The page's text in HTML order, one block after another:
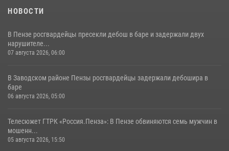
НОВОСТИ
В Пензе росгвардейцы пресекли дебош в баре и задержали двух
нарушителе...
07 августа 2026, 06:00
В Заводском районе Пензы росгвардейцы задержали дебошира в
баре
06 августа 2026, 05:00
Телесюжет ГТРК «Россия.Пенза»: В Пензе обвиняются семь мужчин в
мошенн...
05 августа 2026, 15:50